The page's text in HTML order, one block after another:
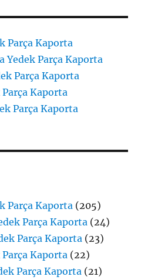
Parça Kaporta
Yedek Parça Kaporta
Parça Kaporta
Parça Kaporta
Parça Kaporta
Parça Kaporta (205)
Parça Kaporta (24)
Parça Kaporta (23)
Parça Kaporta (22)
Parça Kaporta (21)